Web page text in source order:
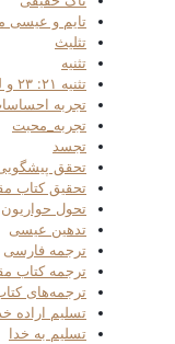
تایم و عیسی
تثلیث
تثنیه
تثنیه ۲۱: ۲۳ و لعنت صلیب
تجربه
تجربه_محبت
تجسد
تحقق
تحقیق کتاب
تحول حواریون
تدهین عیسی
ترجمه فارسی
ترجمه کتاب
ترجمه‌های
تسلیم اراده
تسلیم به خدا